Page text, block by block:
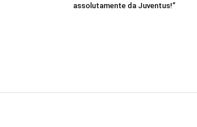
assolutamente da Juventus!”